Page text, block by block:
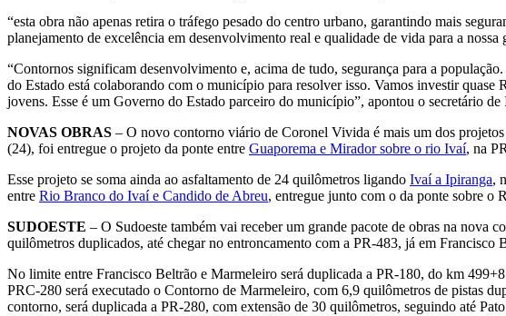
“esta obra não apenas retira o tráfego pesado do centro urbano, garantindo mais
planejamento de excelência em desenvolvimento real e qualidade de vida para a nossa
“Contornos significam desenvolvimento e, acima de tudo, segurança para a
do Estado está colaborando com o município para resolver isso. Vamos investir quase
jovens. Esse é um Governo do Estado parceiro do município”, apontou o secretário
NOVAS OBRAS – O novo contorno viário de Coronel Vivida é mais um dos projetos
(24), foi entregue o projeto da ponte entre Guaporema e Mirador sobre o rio Ivaí, na
Esse projeto se soma ainda ao asfaltamento de 24 quilômetros ligando Ivaí a Ipiranga,
entre Rio Branco do Ivaí e Candido de Abreu, entregue junto com o da ponte sobre o
SUDOESTE – O Sudoeste também vai receber um grande pacote de obras na nova
quilômetros duplicados, até chegar no entroncamento com a PR-483, já em
No limite entre Francisco Beltrão e Marmeleiro será duplicada a PR-180, do km
PRC-280 será executado o Contorno de Marmeleiro, com 6,9 quilômetros de pistas
contorno, será duplicada a PR-280, com extensão de 30 quilômetros, seguindo até